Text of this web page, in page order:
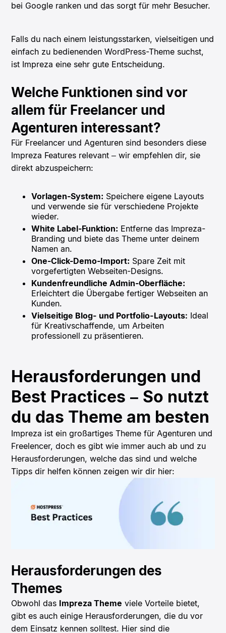
bei Google ranken und das sorgt für mehr Besucher.
Falls du nach einem leistungsstarken, vielseitigen und
einfach zu bedienenden WordPress-Theme suchst,
ist Impreza eine sehr gute Entscheidung.
Welche Funktionen sind vor
allem für Freelancer und
Agenturen interessant?
Für Freelancer und Agenturen sind besonders diese
Impreza Features relevant – wir empfehlen dir, sie
direkt abzuspeichern:
Vorlagen-System: Speichere eigene Layouts
und verwende sie für verschiedene Projekte
wieder.
White Label-Funktion: Entferne das Impreza-
Branding und biete das Theme unter deinem
Namen an.
One-Click-Demo-Import: Spare Zeit mit
vorgefertigten Webseiten-Designs.
Kundenfreundliche Admin-Oberfläche:
Erleichtert die Übergabe fertiger Webseiten an
Kunden.
Vielseitige Blog- und Portfolio-Layouts: Ideal
für Kreativschaffende, um Arbeiten
professionell zu präsentieren.
Herausforderungen und
Best Practices – So nutzt
du das Theme am besten
Impreza ist ein großartiges Theme für Agenturen und
Freelencer, doch es gibt wie immer auch ab und zu
Herausforderungen, welche das sind und welche
Tipps dir helfen können zeigen wir dir hier:
Herausforderungen des
Themes
Obwohl das Impreza Theme viele Vorteile bietet,
gibt es auch einige Herausforderungen, die du vor
dem Einsatz kennen solltest. Hier sind die